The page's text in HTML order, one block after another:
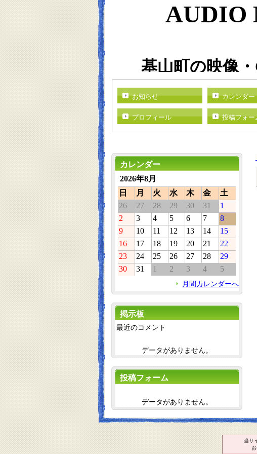
AUDIO
基山町の映像・
す）お知らせ カレンダー
プロフィール 投稿フォー
カレンダー
2026年8月
日
月 火 水 木 金
土
26
27 28 29 30 31
1
2
3 4 5 6 7
8
9
10 11 12 13 14
15
16
17 18 19 20 21
22
23
24 25 26 27 28
29
30
31 1 2 3 4 5
月間カレンダーへ
掲示板
最近のコメント
データがありません。
投稿フォーム
データがありません。
当サ